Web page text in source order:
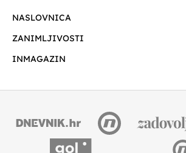
NASLOVNICA
ZANIMLJIVOSTI
INMAGAZIN